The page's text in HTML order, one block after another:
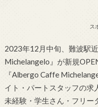
ス
2023年12月中旬、難波駅
Michelangelo』が新規
『Albergo Caffe
イト・パートスタッフの求
未経験・学生さん・フリー